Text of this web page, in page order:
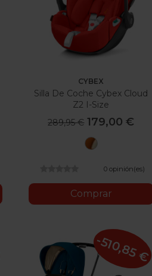
CYBEX
Silla De Coche Cybex Cloud
Z2 I-Size
289,95 € 179,00 €
Autumn
0 opinión(es)
Comprar
-510,85 €